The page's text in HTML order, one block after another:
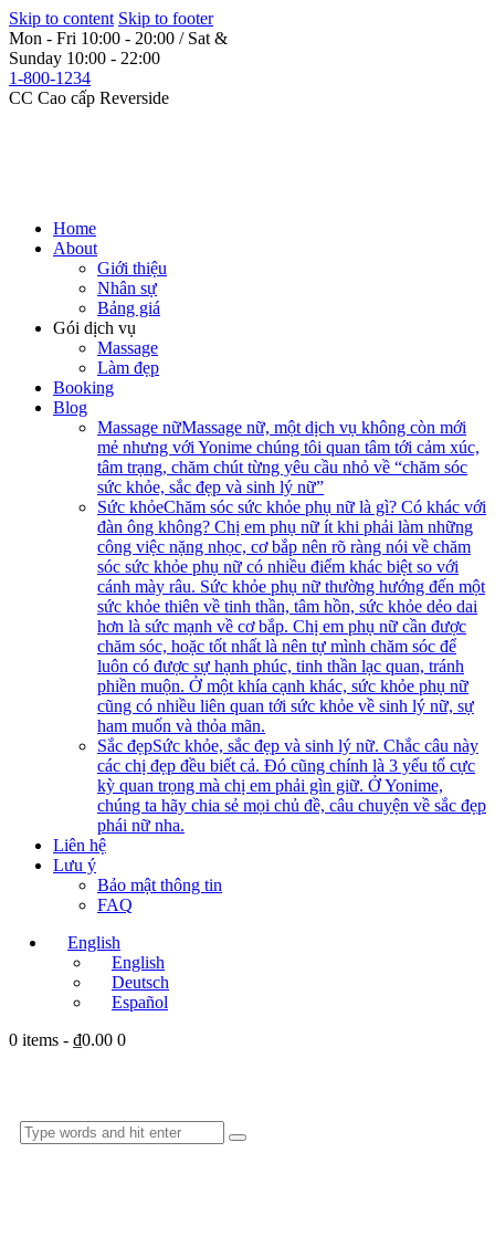
Skip to content Skip to footer
Mon - Fri 10:00 - 20:00 / Sat &
Sunday 10:00 - 22:00
1-800-1234
CC Cao cấp Reverside
Home
About
Giới thiệu
Nhân sự
Bảng giá
Gói dịch vụ
Massage
Làm đẹp
Booking
Blog
Massage nữMassage nữ, một dịch vụ không còn mới
mẻ nhưng với Yonime chúng tôi quan tâm tới cảm xúc,
tâm trạng, chăm chút từng yêu cầu nhỏ về “chăm sóc
sức khỏe, sắc đẹp và sinh lý nữ”
Sức khỏeChăm sóc sức khỏe phụ nữ là gì? Có khác với
đàn ông không? Chị em phụ nữ ít khi phải làm những
công việc nặng nhọc, cơ bắp nên rõ ràng nói về chăm
sóc sức khỏe phụ nữ có nhiều điểm khác biệt so với
cánh mày râu. Sức khỏe phụ nữ thường hướng đến một
sức khỏe thiên về tinh thần, tâm hồn, sức khỏe dẻo dai
hơn là sức mạnh về cơ bắp. Chị em phụ nữ cần được
chăm sóc, hoặc tốt nhất là nên tự mình chăm sóc để
luôn có được sự hạnh phúc, tinh thần lạc quan, tránh
phiền muộn. Ở một khía cạnh khác, sức khỏe phụ nữ
cũng có nhiều liên quan tới sức khỏe về sinh lý nữ, sự
ham muốn và thỏa mãn.
Sắc đẹpSức khỏe, sắc đẹp và sinh lý nữ. Chắc câu này
các chị đẹp đều biết cả. Đó cũng chính là 3 yếu tố cực
kỳ quan trọng mà chị em phải gìn giữ. Ở Yonime,
chúng ta hãy chia sẻ mọi chủ đề, câu chuyện về sắc đẹp
phái nữ nha.
Liên hệ
Lưu ý
Bảo mật thông tin
FAQ
English
English
Deutsch
Español
0 items - ₫0.00 0